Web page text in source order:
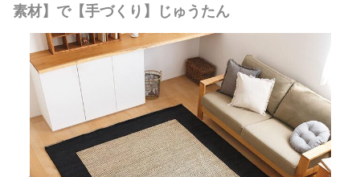
素材】で【手づくり】じゅうたん